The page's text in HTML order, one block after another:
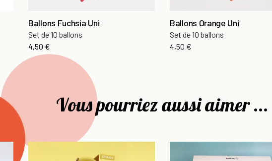
Ballons Fuchsia Uni
Set de 10 ballons
Prix
4,50 €
Ballons Orange Uni
Set de 10 ballons
Prix
4,50 €
Vous pourriez aussi aimer ...